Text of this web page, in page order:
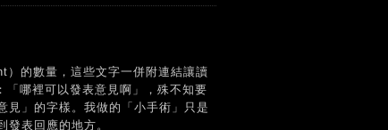
的數量，這些文字一併附連結讓讀
哪裡可以發表意見啊」，殊不知要
見」的字樣。我做的「小手術」只是
表回應的地方。